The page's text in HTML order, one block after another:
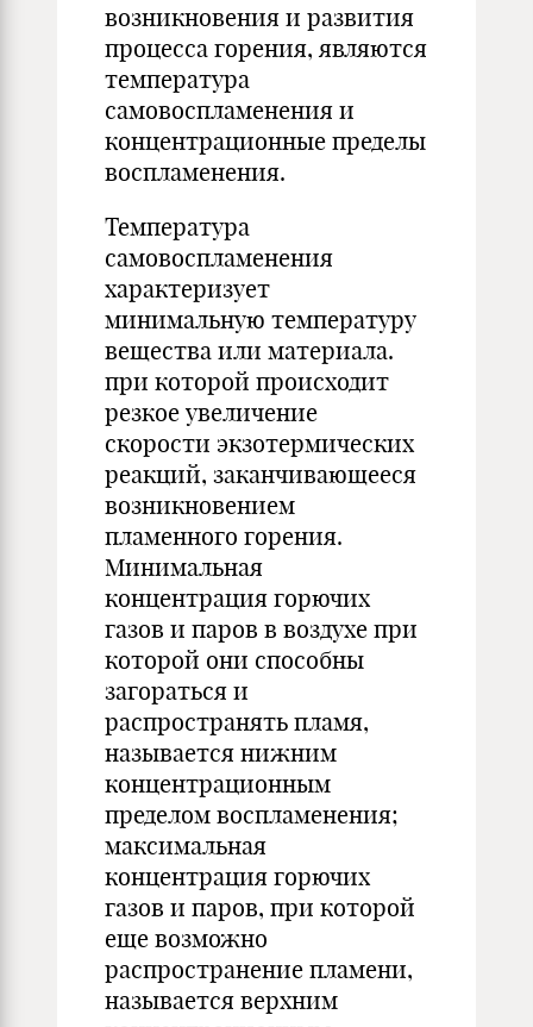
возникновения и развития
процесса горения, являются
температура
самовоспламенения и
концентрационные пределы
воспламенения.
Температура
самовоспламенения
характеризует
минимальную температуру
вещества или материала.
при которой происходит
резкое увеличение
скорости экзотермических
реакций, заканчивающееся
возникновением
пламенного горения.
Минимальная
концентрация горючих
газов и паров в воздухе при
которой они способны
загораться и
распространять пламя,
называется нижним
концентрационным
пределом воспламенения;
максимальная
концентрация горючих
газов и паров, при которой
еще возможно
распространение пламени,
называется верхним